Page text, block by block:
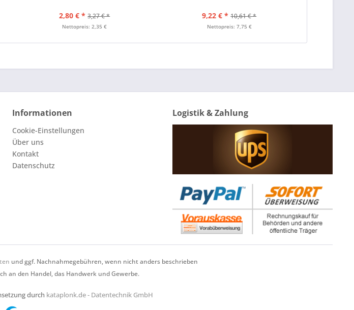
2,80 € * 3,27 € *
Nettopreis: 2,35 €
9,22 € * 10,61 € *
Nettopreis: 7,75 €
Informationen
Cookie-Einstellungen
Über uns
Kontakt
Datenschutz
Logistik & Zahlung
und ggf. Nachnahmegebühren, wenn nicht anders beschrieben
an den Handel, das Handwerk und Gewerbe.
durch kataplonk.de - Datentechnik GmbH